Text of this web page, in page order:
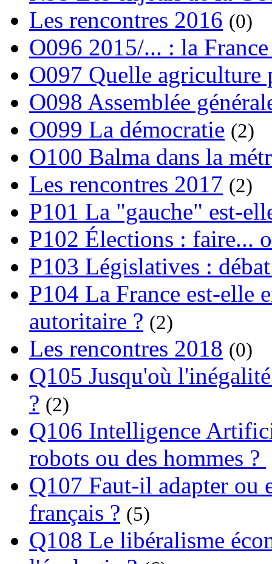
Les rencontres 2016 (0)
O096 2015/... : la
O097 Quelle agriculture
O098 Assemblée
O099 La démocratie (2)
O100 Balma dans la
Les rencontres 2017 (2)
P101 La "gauche" est-
P102 Élections : faire...
P103 Législatives :
P104 La France est-elle
autoritaire ? (2)
Les rencontres 2018 (0)
Q105 Jusqu'où
? (2)
Q106 Intelligence
robots ou des hommes ?
Q107 Faut-il adapter ou
français ? (5)
Q108 Le libéralisme